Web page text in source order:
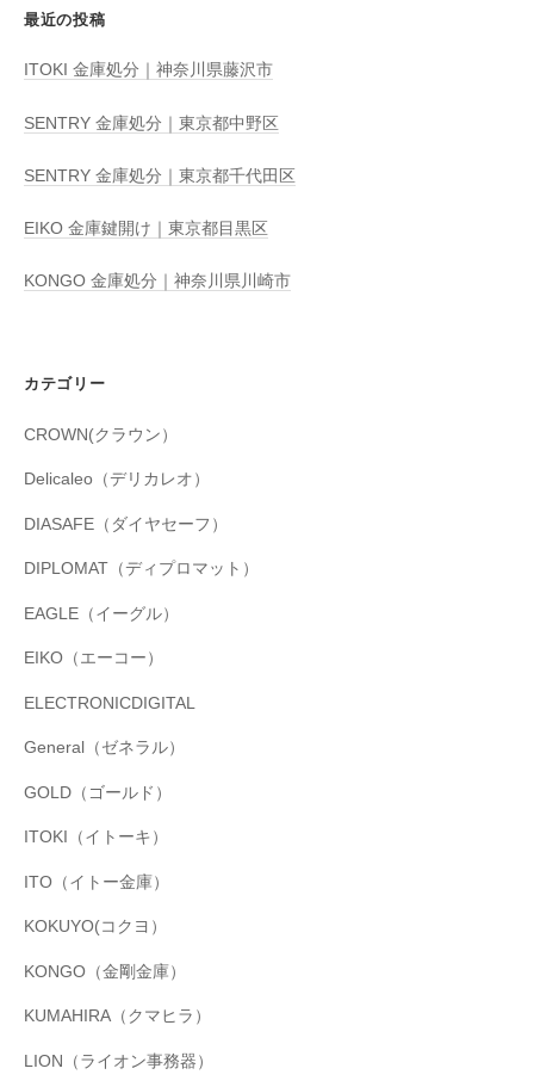
最近の投稿
ITOKI 金庫処分｜神奈川県藤沢市
SENTRY 金庫処分｜東京都中野区
SENTRY 金庫処分｜東京都千代田区
EIKO 金庫鍵開け｜東京都目黒区
KONGO 金庫処分｜神奈川県川崎市
カテゴリー
CROWN(クラウン）
Delicaleo（デリカレオ）
DIASAFE（ダイヤセーフ）
DIPLOMAT（ディプロマット）
EAGLE（イーグル）
EIKO（エーコー）
ELECTRONICDIGITAL
General（ゼネラル）
GOLD（ゴールド）
ITOKI（イトーキ）
ITO（イトー金庫）
KOKUYO(コクヨ）
KONGO（金剛金庫）
KUMAHIRA（クマヒラ）
LION（ライオン事務器）